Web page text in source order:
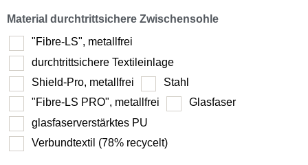
Material durchtrittsichere Zwischensohle
"Fibre-LS", metallfrei
durchtrittsichere Textileinlage
Shield-Pro, metallfrei
Stahl
"Fibre-LS PRO", metallfrei
Glasfaser
glasfaserverstärktes PU
Verbundtextil (78% recycelt)